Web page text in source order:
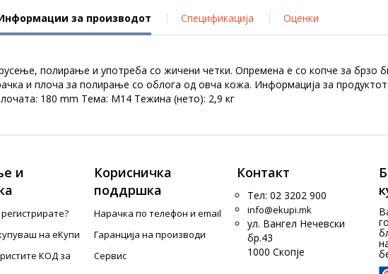
за производот Спецификација Оценки
полирање и употреба со жичени четки. Опременa е со копче за брзо
и плоча за полирање со облога од овча кожа. Информација за
180 mm Тема: M14 Тежина (нето): 2,9 кг
и
на еКупи
КОД за
Корисничка
поддршка
Нарачка по телефон и еmail
Гаранција на производи
Сервис
Контакт
Тел: 02 3202 900
info@ekupi.mk
ул. Вангел Нечевски
бр.43
1000 Скопје